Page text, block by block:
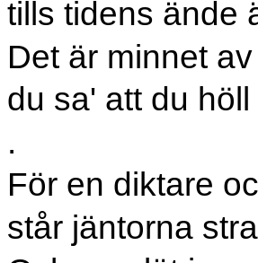
tills tidens ände
Det är minnet
du sa' att du höll
.
För en diktare
står jäntorna